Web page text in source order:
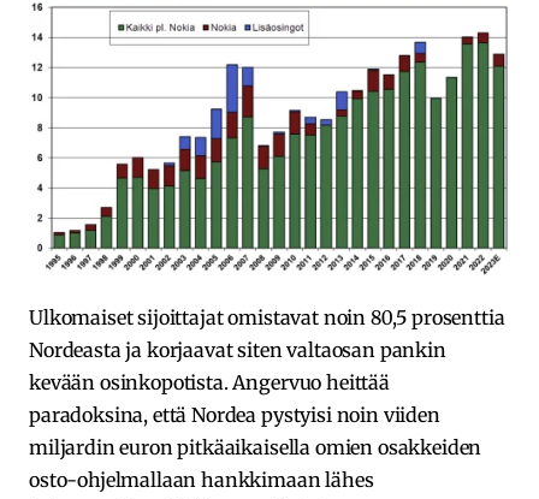
Ulkomaiset sijoittajat omistavat noin 80,5 prosenttia
Nordeasta ja korjaavat siten valtaosan pankin
kevään osinkopotista. Angervuo heittää
paradoksina, että Nordea pystyisi noin viiden
miljardin euron pitkäaikaisella omien osakkeiden
osto-ohjelmallaan hankkimaan lähes